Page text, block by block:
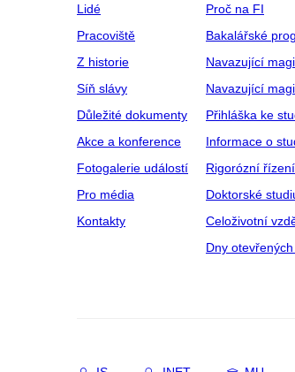
Lidé
Pracoviště
Z historie
Síň slávy
Důležité dokumenty
Akce a konference
Fotogalerie událostí
Pro média
Kontakty
Proč na FI
Bakalářské
Navazující
Navazující
Přihláška ke
Informace o
Rigorózní řízení
Doktorské
Celoživotní
Dny